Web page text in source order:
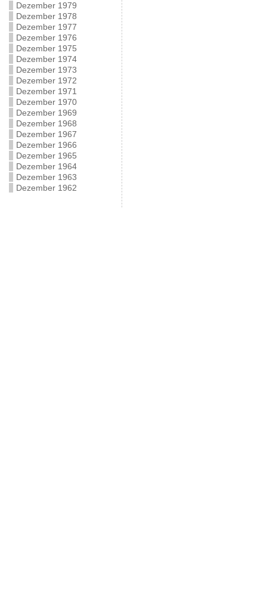
Dezember 1979
Dezember 1978
Dezember 1977
Dezember 1976
Dezember 1975
Dezember 1974
Dezember 1973
Dezember 1972
Dezember 1971
Dezember 1970
Dezember 1969
Dezember 1968
Dezember 1967
Dezember 1966
Dezember 1965
Dezember 1964
Dezember 1963
Dezember 1962